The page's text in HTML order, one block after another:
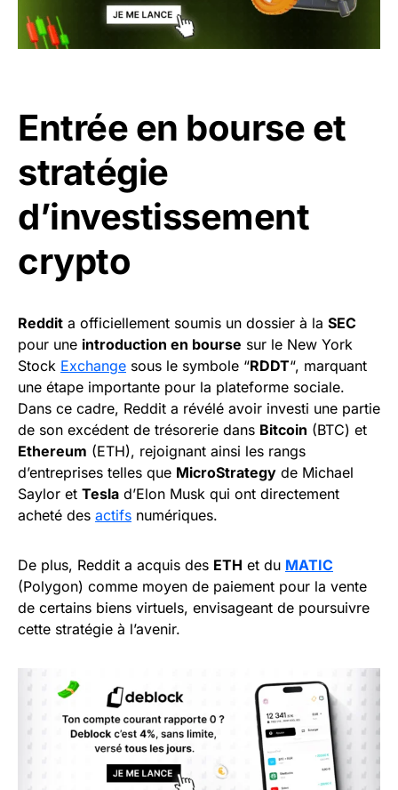
Entrée en bourse et
stratégie
d’investissement
crypto
Reddit a officiellement soumis un dossier à la SEC
pour une introduction en bourse sur le New York
Stock Exchange sous le symbole “RDDT“, marquant
une étape importante pour la plateforme sociale.
Dans ce cadre, Reddit a révélé avoir investi une partie
de son excédent de trésorerie dans Bitcoin (BTC) et
Ethereum (ETH), rejoignant ainsi les rangs
d’entreprises telles que MicroStrategy de Michael
Saylor et Tesla d’Elon Musk qui ont directement
acheté des actifs numériques.
De plus, Reddit a acquis des ETH et du MATIC
(Polygon) comme moyen de paiement pour la vente
de certains biens virtuels, envisageant de poursuivre
cette stratégie à l’avenir.